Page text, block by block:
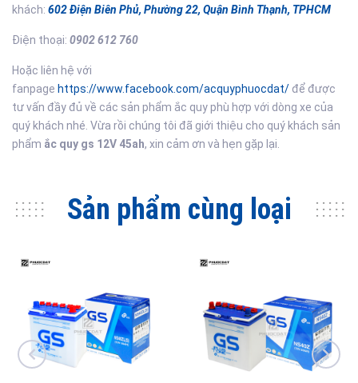
khách: 602 Điện Biên Phủ, Phường 22, Quận Bình Thạnh, TPHCM
Điện thoại: 0902 612 760
Hoặc liên hệ với
fanpage https://www.facebook.com/acquyphuocdat/ để được
tư vấn đầy đủ về các sản phẩm ắc quy phù hợp với dòng xe của
quý khách nhé. Vừa rồi chúng tôi đã giới thiệu cho quý khách sản
phẩm ắc quy gs 12V 45ah, xin cảm ơn và hẹn gặp lại.
Sản phẩm cùng loại